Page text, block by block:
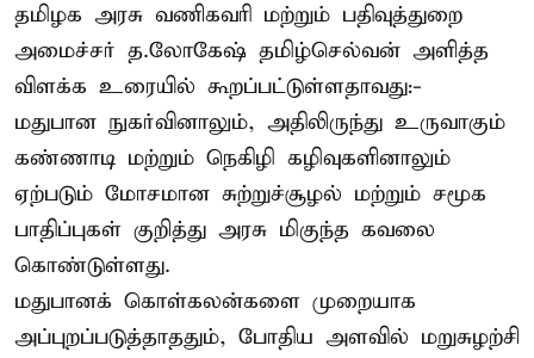
தமிழக அரசு வணிகவரி மற்றும் பதிவுத்துறை
அமைச்சர் த.லோகேஷ் தமிழ்செல்வன் அளித்த
விளக்க உரையில் கூறப்பட்டுள்ளதாவது:-
மதுபான நுகர்வினாலும், அதிலிருந்து உருவாகும்
கண்ணாடி மற்றும் நெகிழி கழிவுகளினாலும்
ஏற்படும் மோசமான சுற்றுச்சூழல் மற்றும் சமூக
பாதிப்புகள் குறித்து அரசு மிகுந்த கவலை
கொண்டுள்ளது.
மதுபானக் கொள்கலன்களை முறையாக
அப்புறப்படுத்தாததும், போதிய அளவில் மறுசுழற்சி